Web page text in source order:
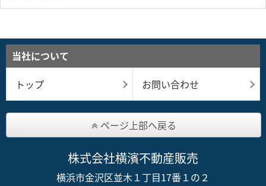
当社について
トップ
お問い合わせ
ページ上部へ戻る
株式会社横濱不動産販売
横浜市金沢区並木１丁目17番１の２